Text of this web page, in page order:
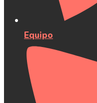
Equipo